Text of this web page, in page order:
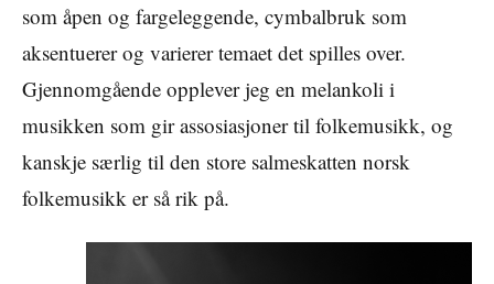
som åpen og fargeleggende, cymbalbruk som
aksentuerer og varierer temaet det spilles over.
Gjennomgående opplever jeg en melankoli i
musikken som gir assosiasjoner til folkemusikk, og
kanskje særlig til den store salmeskatten norsk
folkemusikk er så rik på.